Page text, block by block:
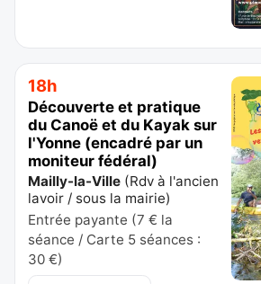
18h
Découverte et pratique
du Canoë et du Kayak sur
l'Yonne (encadré par un
moniteur fédéral)
Mailly-la-Ville (Rdv à l'ancien
lavoir / sous la mairie)
Entrée payante (7 € la
séance / Carte 5 séances :
30 €)